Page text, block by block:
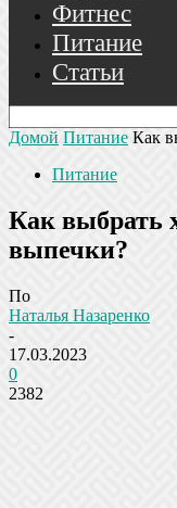
Фитнес
Питание
Статьи
Домой Питание Как
Питание
Как выбрать
выпечки?
По
Наталья Назаренко
-
17.03.2023
0
2382